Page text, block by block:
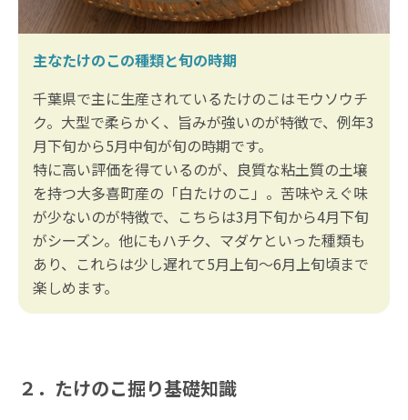
主なたけのこの種類と旬の時期
千葉県で主に生産されているたけのこはモウソウチ
ク。大型で柔らかく、旨みが強いのが特徴で、例年3
月下旬から5月中旬が旬の時期です。
特に高い評価を得ているのが、良質な粘土質の土壌
を持つ大多喜町産の「白たけのこ」。苦味やえぐ味
が少ないのが特徴で、こちらは3月下旬から4月下旬
がシーズン。他にもハチク、マダケといった種類も
あり、これらは少し遅れて5月上旬～6月上旬頃まで
楽しめます。
２．たけのこ掘り基礎知識